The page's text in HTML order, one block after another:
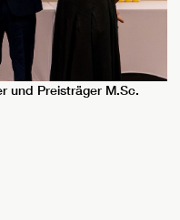
und Preisträger M.Sc.